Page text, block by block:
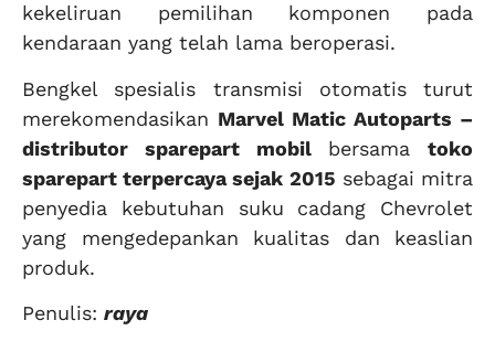
kekeliruan pemilihan komponen pada
kendaraan yang telah lama beroperasi.
Bengkel spesialis transmisi otomatis turut
merekomendasikan Marvel Matic Autoparts –
distributor sparepart mobilbersama toko
sparepart terpercaya sejak 2015 sebagai mitra
penyedia kebutuhan suku cadang Chevrolet
yang mengedepankan kualitas dan keaslian
produk.
Penulis: raya